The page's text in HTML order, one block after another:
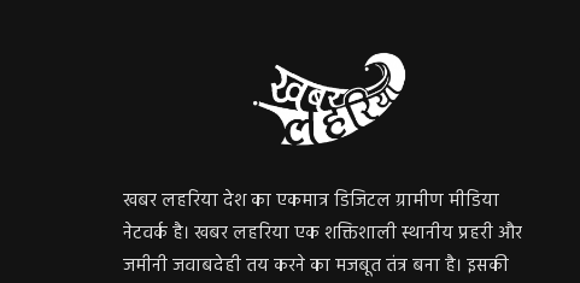
खबर लहरिया देश का एकमात्र डिजिटल ग्रामीण मीडिया
नेटवर्क है। खबर लहरिया एक शक्तिशाली स्थानीय प्रहरी और
जमीनी जवाबदेही तय करने का मजबूत तंत्र बना है। इसकी